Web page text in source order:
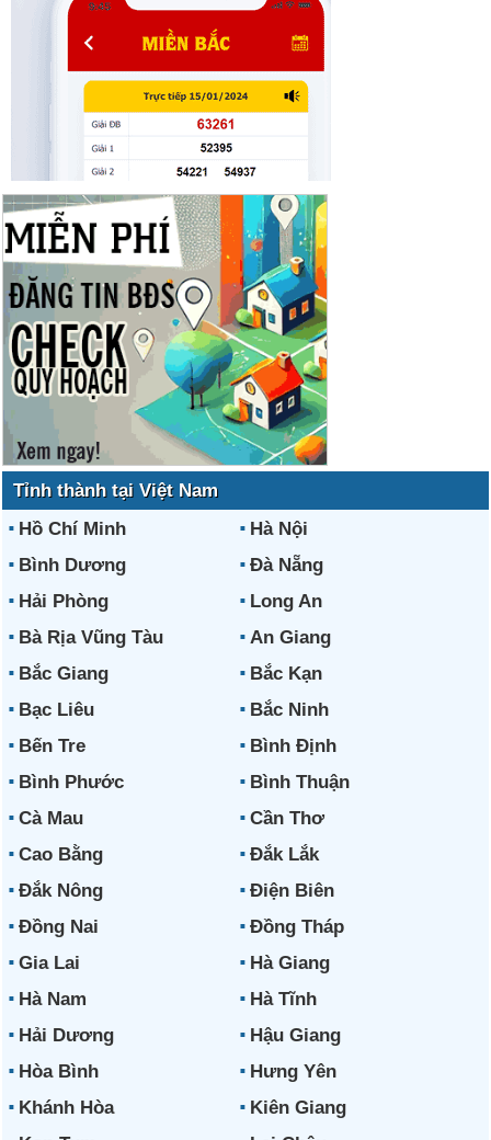
Tỉnh thành tại Việt Nam
Hồ Chí Minh
Hà Nội
Bình Dương
Đà Nẵng
Hải Phòng
Long An
Bà Rịa Vũng Tàu
An Giang
Bắc Giang
Bắc Kạn
Bạc Liêu
Bắc Ninh
Bến Tre
Bình Định
Bình Phước
Bình Thuận
Cà Mau
Cần Thơ
Cao Bằng
Đắk Lắk
Đắk Nông
Điện Biên
Đồng Nai
Đồng Tháp
Gia Lai
Hà Giang
Hà Nam
Hà Tĩnh
Hải Dương
Hậu Giang
Hòa Bình
Hưng Yên
Khánh Hòa
Kiên Giang